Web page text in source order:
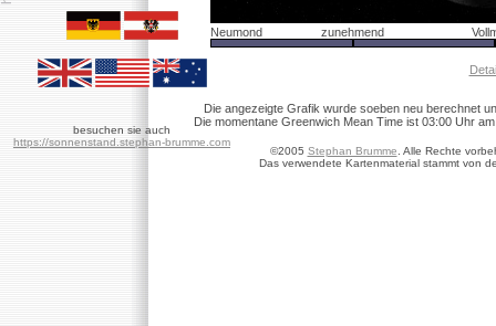
besuchen sie auch
https://sonnenstand.stephan-brumme.com
Neumond zunehmend
Die angezeigte Grafik wurde soeben neu berechnet
Die momentane Greenwich Mean Time ist 03:00 Uhr
©2005 Stephan Brumme . Alle Rechte
Das verwendete Kartenmaterial stammt von